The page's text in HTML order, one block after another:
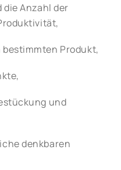
Anzahl der
Produkt,
und
denkbaren